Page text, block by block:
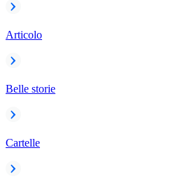
Articolo
Belle storie
Cartelle